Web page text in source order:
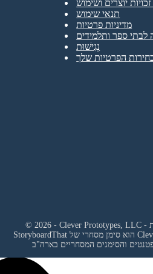
תנאי שימוש
מדיניות פרטיות
לבתי ספר ותלמידים
נְגִישׁוּת
הפרטיות שלך
והסימנים המסחריים בארה"ב